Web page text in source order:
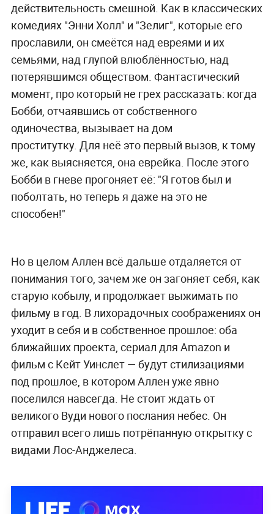
действительность смешной. Как в классических
комедиях "Энни Холл" и "Зелиг", которые его
прославили, он смеётся над евреями и их
семьями, над глупой влюблённостью, над
потерявшимся обществом. Фантастический
момент, про который не грех рассказать: когда
Бобби, отчаявшись от собственного
одиночества, вызывает на дом
проститутку. Для неё это первый вызов, к тому
же, как выясняется, она еврейка. После этого
Бобби в гневе прогоняет её: "Я готов был и
поболтать, но теперь я даже на это не
способен!"
Но в целом Аллен всё дальше отдаляется от
понимания того, зачем же он загоняет себя, как
старую кобылу, и продолжает выжимать по
фильму в год. В лихорадочных соображениях он
уходит в себя и в собственное прошлое: оба
ближайших проекта, сериал для Amazon и
фильм с Кейт Уинслет — будут стилизациями
под прошлое, в котором Аллен уже явно
поселился навсегда. Не стоит ждать от
великого Вуди нового послания небес. Он
отправил всего лишь потрёпанную открытку с
видами Лос-Анджелеса.